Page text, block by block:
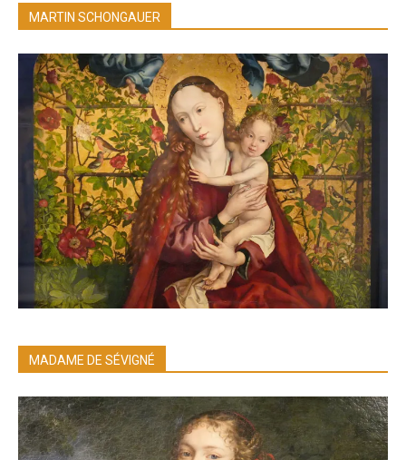
MARTIN SCHONGAUER
MADAME DE SÉVIGNÉ